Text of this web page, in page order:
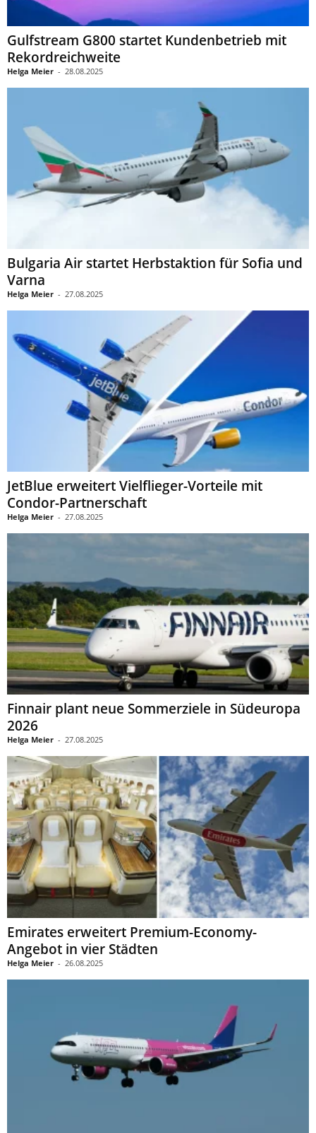
Gulfstream G800 startet Kundenbetrieb mit
Rekordreichweite
Helga Meier - 28.08.2025
Bulgaria Air startet Herbstaktion für Sofia und
Varna
Helga Meier - 27.08.2025
JetBlue erweitert Vielflieger-Vorteile mit
Condor-Partnerschaft
Helga Meier - 27.08.2025
Finnair plant neue Sommerziele in Südeuropa
2026
Helga Meier - 27.08.2025
Emirates erweitert Premium-Economy-
Angebot in vier Städten
Helga Meier - 26.08.2025